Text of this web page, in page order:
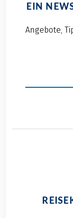
EIN
Angebote,